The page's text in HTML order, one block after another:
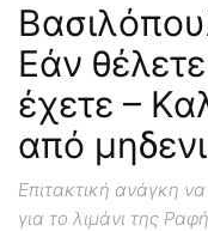
Εάν
έχετε –
από
Επιτακτική ανάγκη
για το λιμάνι της